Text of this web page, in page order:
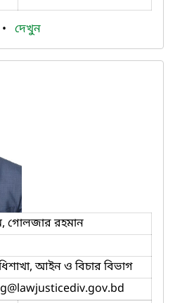
• দেখুন
গোলজার রহমান
আইন ও বিচার বিভাগ
@lawjusticediv.gov.bd